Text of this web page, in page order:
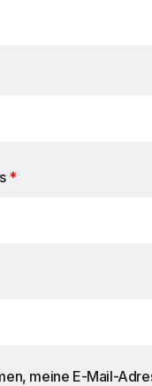
*
meine E-Mail-